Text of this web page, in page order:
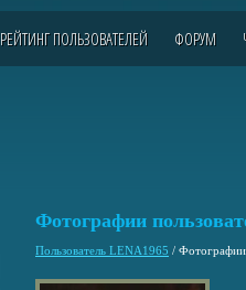
РЕЙТИНГ ПОЛЬЗОВАТЕЛЕЙ ФОРУМ
Фотографии
Пользователь LENA1965 / Фотографии